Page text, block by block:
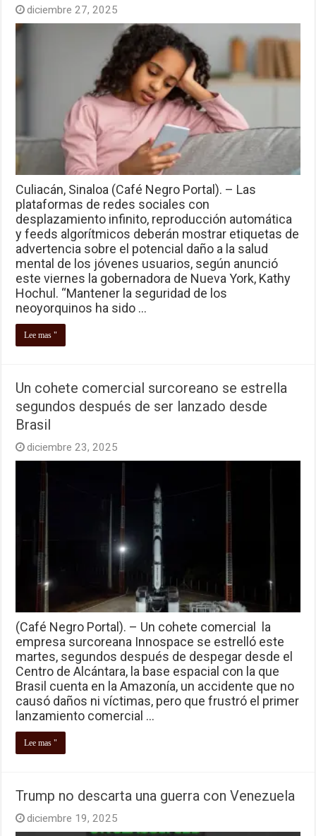
diciembre 27, 2025
Culiacán, Sinaloa (Café Negro Portal). – Las
plataformas de redes sociales con
desplazamiento infinito, reproducción automática
y feeds algorítmicos deberán mostrar etiquetas de
advertencia sobre el potencial daño a la salud
mental de los jóvenes usuarios, según anunció
este viernes la gobernadora de Nueva York, Kathy
Hochul. “Mantener la seguridad de los
neoyorquinos ha sido …
Lee mas "
Un cohete comercial surcoreano se estrella
segundos después de ser lanzado desde
Brasil
diciembre 23, 2025
(Café Negro Portal). – Un cohete comercial la
empresa surcoreana Innospace se estrelló este
martes, segundos después de despegar desde el
Centro de Alcántara, la base espacial con la que
Brasil cuenta en la Amazonía, un accidente que no
causó daños ni víctimas, pero que frustró el primer
lanzamiento comercial …
Lee mas "
Trump no descarta una guerra con Venezuela
diciembre 19, 2025